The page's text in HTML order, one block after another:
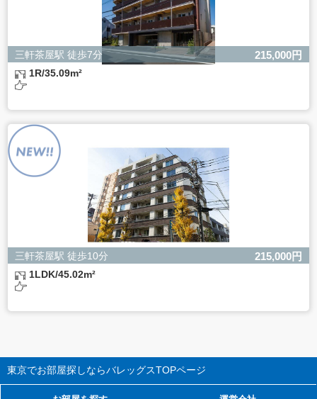
三軒茶屋駅 徒歩7分 215,000円
1R/35.09m²
三軒茶屋駅 徒歩10分 215,000円
1LDK/45.02m²
東京でお部屋探しならバレッグスTOPページ